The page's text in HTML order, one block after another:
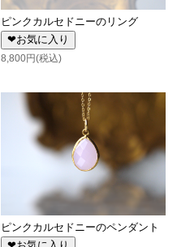
ピンクカルセドニーのリング
❤お気に入り
8,800円(税込)
ピンクカルセドニーのペンダント